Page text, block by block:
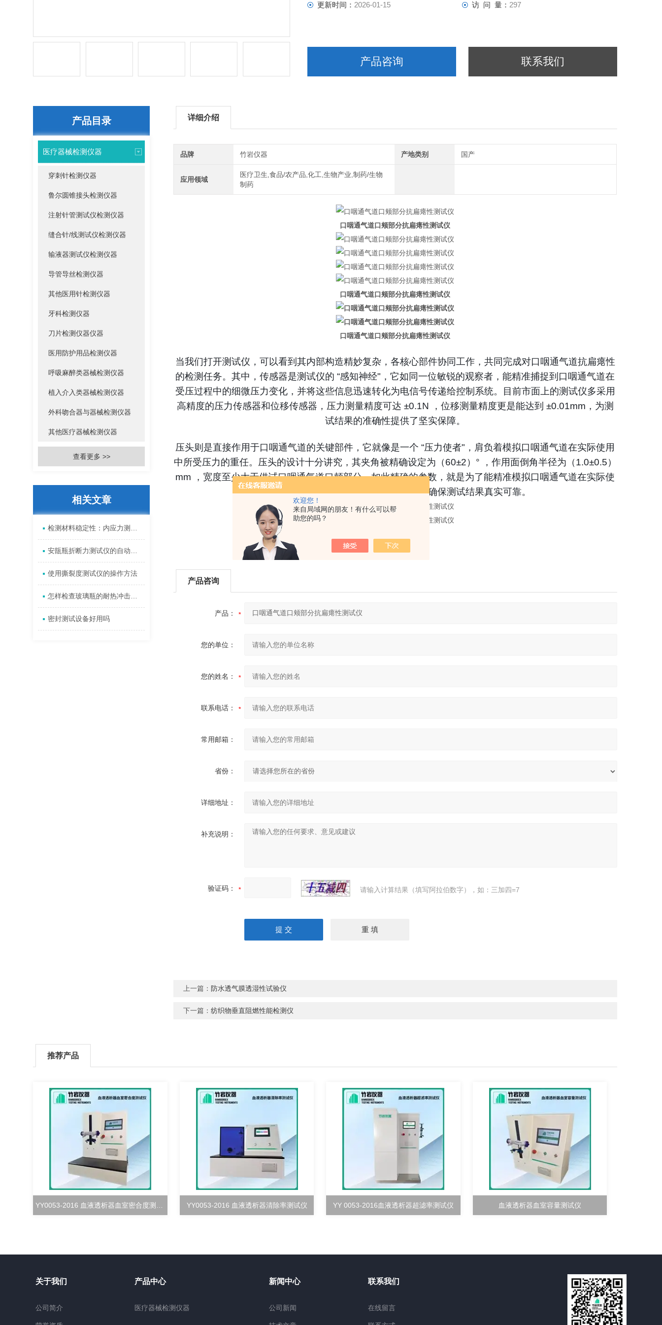
欢迎您！
来自局域网的朋友！有什么可以帮
助您的吗？
更新时间： 2026-01-15 访 问 量： 297
产品咨询 联系我们
详细介绍
品牌 竹岩仪器 产地类别 国产
应用领域
医疗卫生,食品/农产品,化工,生物产业,制药/生物
制药
口咽通气道口颊部分抗扁瘪性测试仪
口咽通气道口颊部分抗扁瘪性测试仪
口咽通气道口颊部分抗扁瘪性测试仪
当我们打开测试仪，可以看到其内部构造精妙复杂，各核心部件协同工作，共同完成对口咽通气道抗扁瘪性
的检测任务。其中，传感器是测试仪的 “感知神经"，它如同一位敏锐的观察者，能精准捕捉到口咽通气道在
受压过程中的细微压力变化，并将这些信息迅速转化为电信号传递给控制系统。目前市面上的测试仪多采用
高精度的压力传感器和位移传感器，压力测量精度可达 ±0.1N ，位移测量精度更是能达到 ±0.01mm，为测
试结果的准确性提供了坚实保障。
压头则是直接作用于口咽通气道的关键部件，它就像是一个 “压力使者"，肩负着模拟口咽通气道在实际使用
中所受压力的重任。压头的设计十分讲究，其夹角被精确设定为（60±2）° ，作用面倒角半径为（1.0±0.5）
mm ，宽度至少大于供试口咽通气道口颊部分，如此精确的参数，就是为了能精准模拟口咽通气道在实际使
用中，口颊部肌肉对其施加的压力情况，确保测试结果真实可靠。
产品咨询
产品：
您的单位：
您的姓名：
联系电话：
常用邮箱：
省份：
详细地址：
补充说明：
验证码： 请输入计算结果（填写阿拉伯数字），如：三加四=7
上一篇： 防水透气膜透湿性试验仪
下一篇： 纺织物垂直阻燃性能检测仪
产品目录
医疗器械检测仪器
穿刺针检测仪器
鲁尔圆锥接头检测仪器
注射针管测试仪检测仪器
缝合针/线测试仪检测仪器
输液器测试仪检测仪器
导管导丝检测仪器
其他医用针检测仪器
牙科检测仪器
刀片检测仪器仪器
医用防护用品检测仪器
呼吸麻醉类器械检测仪器
植入介入类器械检测仪器
外科吻合器与器械检测仪器
其他医疗器械检测仪器
查看更多 >>
相关文章
使用撕裂度测试仪的操作方法
密封测试设备好用吗
推荐产品
YY0053-2016 血液透析器清除率测试仪 YY 0053-2016血液透析器超滤率测试仪 血液透析器血室容量测试仪
关于我们
公司简介
产品中心
医疗器械检测仪器
新闻中心
公司新闻
联系我们
在线留言